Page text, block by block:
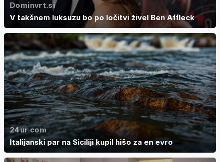
Dominvrt.si
V takšnem luksuzu bo po ločitvi živel Ben Affleck
24ur.com
Italijanski par na Siciliji kupil hišo za en evro